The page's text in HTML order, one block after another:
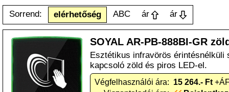
Sorrend: elérhetőség ABC ár ár
SOYAL AR-PB-888BI-GR
Esztétikus infravörös érintésnélküli
kapcsoló zöld és piros LED-el.
Végfelhasználói ára: 15 264.- Ft